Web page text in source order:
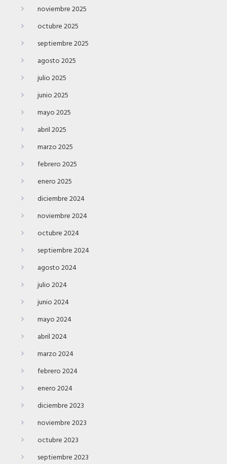
noviembre 2025
octubre 2025
septiembre 2025
agosto 2025
julio 2025
junio 2025
mayo 2025
abril 2025
marzo 2025
febrero 2025
enero 2025
diciembre 2024
noviembre 2024
octubre 2024
septiembre 2024
agosto 2024
julio 2024
junio 2024
mayo 2024
abril 2024
marzo 2024
febrero 2024
enero 2024
diciembre 2023
noviembre 2023
octubre 2023
septiembre 2023